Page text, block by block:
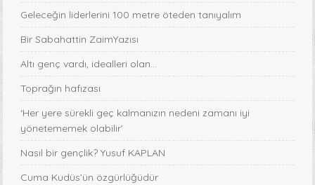
Geleceğin liderlerini 100 metre öteden tanıyalım
Bir Sabahattin ZaimYazısı
Altı genç vardı, idealleri olan...
Toprağın hafızası
‘Her yere sürekli geç kalmanızın nedeni zamanı iyi
yönetememek olabilir’
Nasıl bir gençlik? Yusuf KAPLAN
Cuma Kudüs’ün özgürlüğüdür